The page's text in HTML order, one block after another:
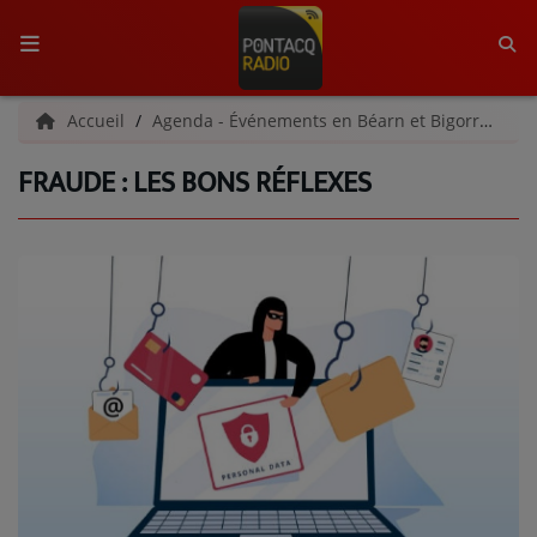
ACCUEIL
RADIO
GRILLE DES PROGRAMMES
C'ÉTAIT QUOI CE TITRE ?
PODCASTS - SAISON 2026/2027
Accueil Agenda - Événements en Béarn et Bigorre
FRAUDE : LES BONS RÉFLEXES